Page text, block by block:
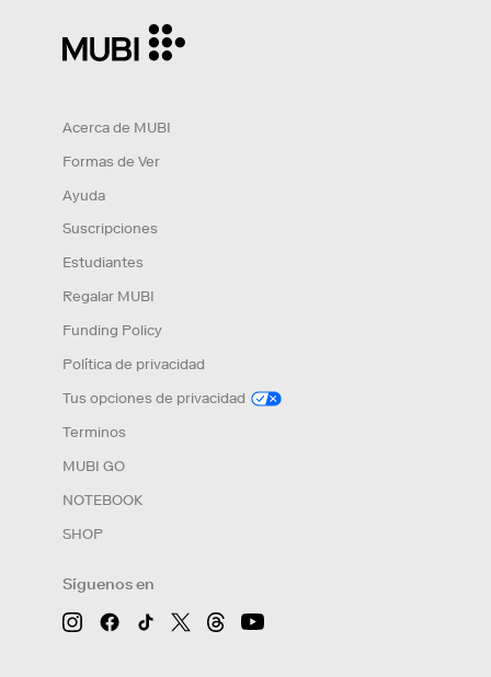
Síguenos en
Acerca de MUBI
Formas de Ver
Ayuda
Suscripciones
Estudiantes
Regalar MUBI
Funding Policy
Política de privacidad
Tus opciones de privacidad
Terminos
MUBI GO
NOTEBOOK
SHOP